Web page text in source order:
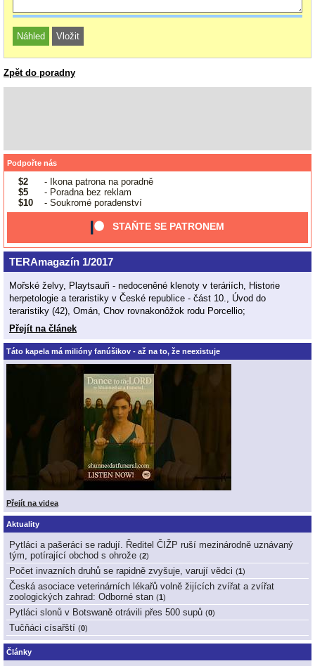
Zpět do poradny
Podpořte nás
$2
- Ikona patrona na poradně
$5
- Poradna bez reklam
$10
- Soukromé poradenství
STAŇTE SE PATRONEM
TERAmagazín 1/2017
Mořské želvy, Playtsauři - nedoceněné klenoty v teráriích, Historie
herpetologie a teraristiky v České republice - část 10., Úvod do
teraristiky (42), Omán, Chov rovnakonôžok rodu Porcellio;
Přejít na článek
Táto kapela má milióny fanúšikov - až na to, že neexistuje
Přejít na videa
Aktuality
Pytláci a pašeráci se radují. Ředitel ČIŽP ruší mezinárodně uznávaný
tým, potírající obchod s ohrože (2)
Počet invazních druhů se rapidně zvyšuje, varují vědci (1)
Česká asociace veterinárních lékařů volně žijících zvířat a zvířat
zoologických zahrad: Odborné stan (1)
Pytláci slonů v Botswaně otrávili přes 500 supů (0)
Tučňáci císařští (0)
Články